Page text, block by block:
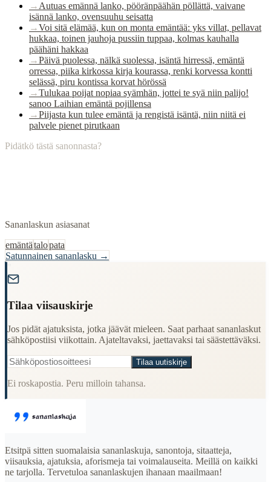
→ Autuas emännä lanko, pööränpäähän pöllättä, vaivane
isännä lanko, ovensuuhu seisatta
→Voi sitä elämää, kun on monta emäntää: yks villat, pellavat
hukkaa, toinen jauhoja pussiin tuppaa, kolmas kauhalla
päähäni hakkaa
→Päivä puolessa, nälkä suolessa, isäntä hirressä, emäntä
orressa, piika kirkossa kirja kourassa, renki korvessa kontti
selässä, piru kontissa korvat hörössä
→Tulukaa poijat nopiaa syämhän, jottei te syä niin palijo!
sanoo Laihian emäntä pojillensa
→Piijasta kun tulee emäntä ja rengistä isäntä, niin niitä ei
palvele pienet pirutkaan
Pidätkö tästä sanonnasta?
Sananlaskun asiasanat
emäntätalopata
Satunnainen sananlasku →
Tilaa viisauskirje
Jos pidät ajatuksista, jotka jäävät mieleen. Saat parhaat sananlaskut
sähköpostiisi viikottain. Ajateltavaksi, jaettavaksi tai säästettäväksi.
Tilaa uutiskirje
Ei roskapostia. Peru milloin tahansa.
Etsitpä sitten suomalaisia sananlaskuja, sanontoja, sitaatteja,
viisauksia, ajatuksia, aforismeja tai voimalauseita. Meillä on kaikki
ne tarjolla. Tervetuloa sananlaskujen ihanaan maailmaan!